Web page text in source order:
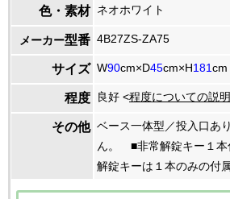
色・素材 ネオホワイト
メーカー型番 4B27ZS-ZA75
サイズ W90cm×D45cm×H181cm
程度 良好 <程度についての説
その他 ベース一体型／投入口
ん。 ■非常解錠キー１本
解錠キーは１本のみの付